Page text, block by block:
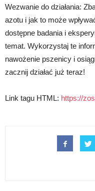
Wezwanie do działania:
azotu i jak to może
dostępne badania i
temat. Wykorzystaj te
nawożenie pszenicy i
zacznij działać już teraz!
Link tagu HTML: https://